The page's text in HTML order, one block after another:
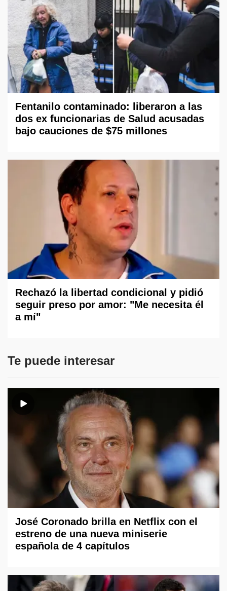
Fentanilo contaminado: liberaron a las
dos ex funcionarias de Salud acusadas
bajo cauciones de $75 millones
Rechazó la libertad condicional y pidió
seguir preso por amor: "Me necesita él
a mí"
Te puede interesar
José Coronado brilla en Netflix con el
estreno de una nueva miniserie
española de 4 capítulos